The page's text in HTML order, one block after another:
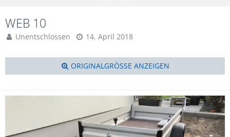
WEB 10
Unentschlossen 14. April 2018
ORIGINALGRÖSSE ANZEIGEN